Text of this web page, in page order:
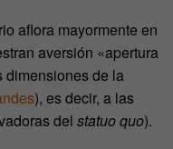
aflora mayormente en
aversión «apertura
dimensiones de la
), es decir, a las
del statuo quo).